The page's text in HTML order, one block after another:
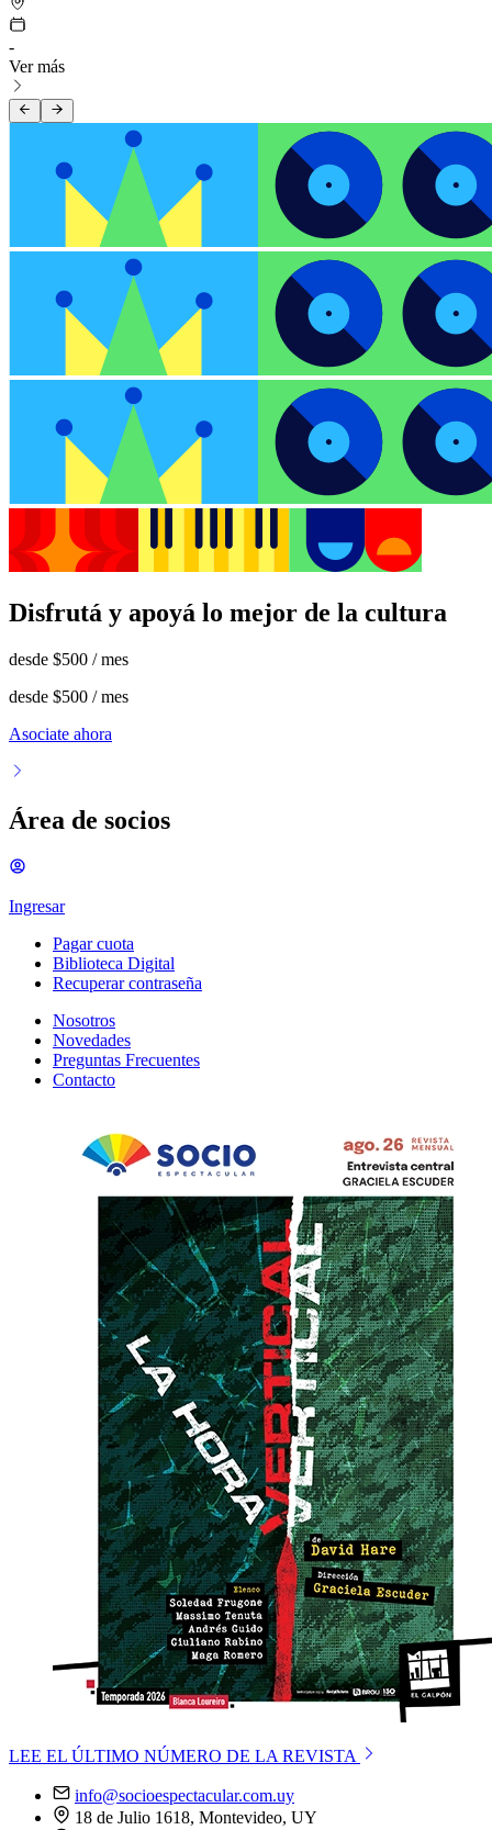
-
Ver más
Disfrutá y apoyá lo mejor de la cultura
desde $500 / mes
desde $500 / mes
Asociate ahora
Área de socios
Ingresar
Pagar cuota
Biblioteca Digital
Recuperar contraseña
Nosotros
Novedades
Preguntas Frecuentes
Contacto
LEE EL ÚLTIMO NÚMERO DE LA REVISTA
info@socioespectacular.com.uy
18 de Julio 1618, Montevideo, UY